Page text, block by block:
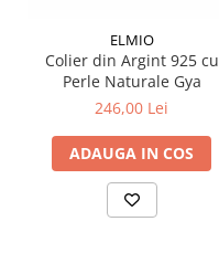
ELMIO
Colier din Argint 925 cu
Perle Naturale Gya
246,00 Lei
ADAUGA IN COS